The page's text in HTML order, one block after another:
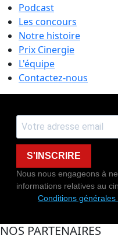
Podcast
Les concours
Notre histoire
Prix Cinergie
L'équipe
Contactez-nous
S'INSCRIRE
Nous nous engageons à
informations relatives au
Conditions
NOS PARTENAIRES